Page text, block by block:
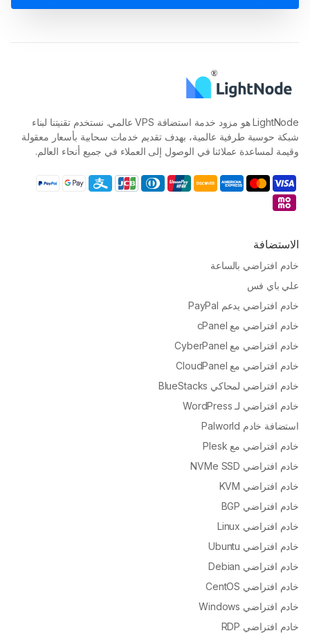
LightNode هو مزود خدمة استضافة VPS عالمي. نستخدم تقنيتنا لبناء
شبكة حوسبة طرفية عالمية، بهدف تقديم خدمات سحابية بأسعار معقولة
وقيمة لمساعدة عملائنا في الوصول إلى العملاء في جميع أنحاء العالم.
الاستضافة
خادم افتراضي بالساعة
علي باي فس
خادم افتراضي يدعم PayPal
خادم افتراضي مع cPanel
خادم افتراضي مع CyberPanel
خادم افتراضي مع CloudPanel
خادم افتراضي لمحاكي BlueStacks
خادم افتراضي لـ WordPress
استضافة خادم Palworld
خادم افتراضي مع Plesk
خادم افتراضي NVMe SSD
خادم افتراضي KVM
خادم افتراضي BGP
خادم افتراضي Linux
خادم افتراضي Ubuntu
خادم افتراضي Debian
خادم افتراضي CentOS
خادم افتراضي Windows
خادم افتراضي RDP